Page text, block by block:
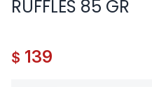
RUFFLES 85 GR
$ 139